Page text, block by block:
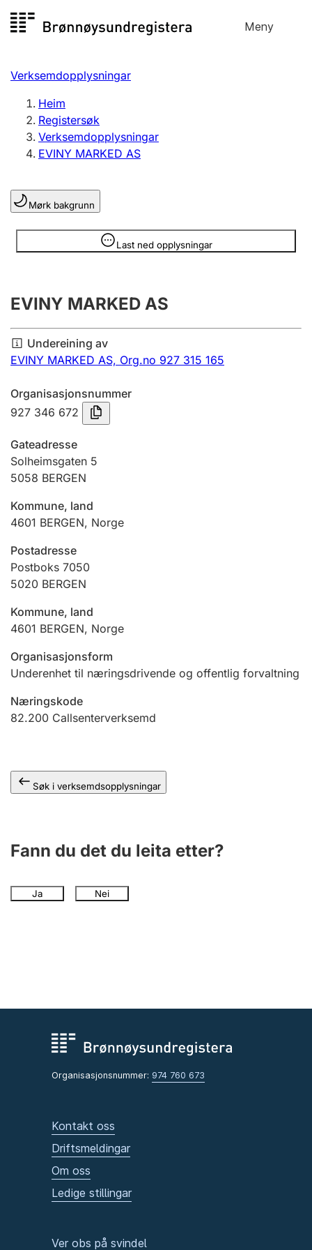
til
Meny
Registersøk
Aksjeselskap
Enkeltpersonføretak
Registrere, endre, slette
Lag og foreining
Registrere, endre, slette
Årsrekneskap
Innsending og forseinkingsgebyr
Tinglysing
Jeger
Betaling og jegeravgiftskort
Ektepaktrettleiaren
Andre tema
Verksemdopplysningar
Heim
Registersøk
Verksemdopplysningar
EVINY MARKED AS
Mørk bakgrunn
Last ned opplysningar
Opplysninger er skjult
EVINY MARKED AS
Undereining av
EVINY MARKED AS, Org.no 927 315 165
Organisasjonsnummer
927 346 672
Gateadresse
Solheimsgaten 5
5058 BERGEN
Kommune, land
4601 BERGEN, Norge
Postadresse
Postboks 7050
5020 BERGEN
Kommune, land
4601 BERGEN, Norge
Organisasjonsform
Underenhet til næringsdrivende og offentlig forvaltning
Næringskode
82.200 Callsenterverksemd
Søk i verksemdsopplysningar
Fann du det du leita etter?
Ja Nei
Organisasjonsnummer: 974 760 673
Kontakt oss
Driftsmeldingar
Om oss
Ledige stillingar
Ver obs på svindel